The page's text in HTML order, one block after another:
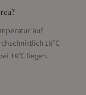
auf
18°C
18°C liegen.